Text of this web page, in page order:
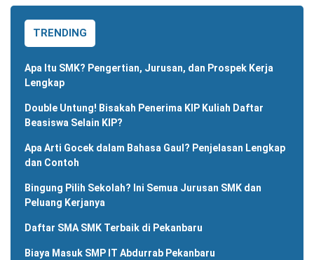
TRENDING
Apa Itu SMK? Pengertian, Jurusan, dan Prospek Kerja
Lengkap
Double Untung! Bisakah Penerima KIP Kuliah Daftar
Beasiswa Selain KIP?
Apa Arti Gocek dalam Bahasa Gaul? Penjelasan Lengkap
dan Contoh
Bingung Pilih Sekolah? Ini Semua Jurusan SMK dan
Peluang Kerjanya
Daftar SMA SMK Terbaik di Pekanbaru
Biaya Masuk SMP IT Abdurrab Pekanbaru